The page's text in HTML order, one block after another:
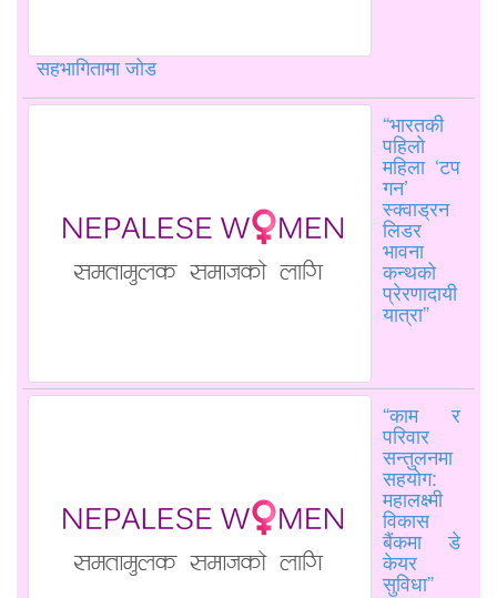
सहभागितामा जोड
“भारतकी
पहिलो
महिला ‘टप
गन’
स्क्वाड्रन
लिडर
भावना
कन्थको
प्रेरणादायी
यात्रा”
“काम र
परिवार
सन्तुलनमा
सहयोग:
महालक्ष्मी
विकास
बैंकमा डे
केयर
सुविधा”